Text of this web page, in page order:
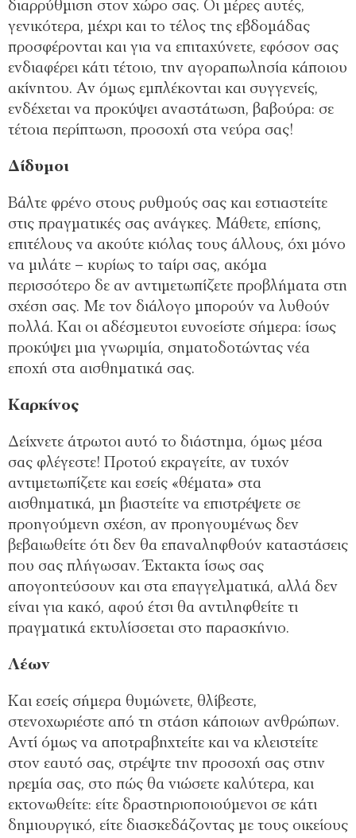
διαρρύθμιση στον χώρο σας. Οι μέρες αυτές,
γενικότερα, μέχρι και το τέλος της εβδομάδας
προσφέρονται και για να επιταχύνετε, εφόσον σας
ενδιαφέρει κάτι τέτοιο, την αγοραπωλησία κάποιου
ακίνητου. Αν όμως εμπλέκονται και συγγενείς,
ενδέχεται να προκύψει αναστάτωση, βαβούρα: σε
τέτοια περίπτωση, προσοχή στα νεύρα σας!
Δίδυμοι
Βάλτε φρένο στους ρυθμούς σας και εστιαστείτε
στις πραγματικές σας ανάγκες. Μάθετε, επίσης,
επιτέλους να ακούτε κιόλας τους άλλους, όχι μόνο
να μιλάτε – κυρίως το ταίρι σας, ακόμα
περισσότερο δε αν αντιμετωπίζετε προβλήματα στη
σχέση σας. Με τον διάλογο μπορούν να λυθούν
πολλά. Και οι αδέσμευτοι ευνοείστε σήμερα: ίσως
προκύψει μια γνωριμία, σηματοδοτώντας νέα
εποχή στα αισθηματικά σας.
Καρκίνος
Δείχνετε άτρωτοι αυτό το διάστημα, όμως μέσα
σας φλέγεστε! Προτού εκραγείτε, αν τυχόν
αντιμετωπίζετε και εσείς «θέματα» στα
αισθηματικά, μη βιαστείτε να επιστρέψετε σε
προηγούμενη σχέση, αν προηγουμένως δεν
βεβαιωθείτε ότι δεν θα επαναληφθούν καταστάσεις
που σας πλήγωσαν. Έκτακτα ίσως σας
απογοητεύσουν και στα επαγγελματικά, αλλά δεν
είναι για κακό, αφού έτσι θα αντιληφθείτε τι
πραγματικά εκτυλίσσεται στο παρασκήνιο.
Λέων
Και εσείς σήμερα θυμώνετε, θλίβεστε,
στενοχωριέστε από τη στάση κάποιων ανθρώπων.
Αντί όμως να αποτραβηχτείτε και να κλειστείτε
στον εαυτό σας, στρέψτε την προσοχή σας στην
ηρεμία σας, στο πώς θα νιώσετε καλύτερα, και
εκτονωθείτε: είτε δραστηριοποιούμενοι σε κάτι
δημιουργικό, είτε διασκεδάζοντας με τους οικείους